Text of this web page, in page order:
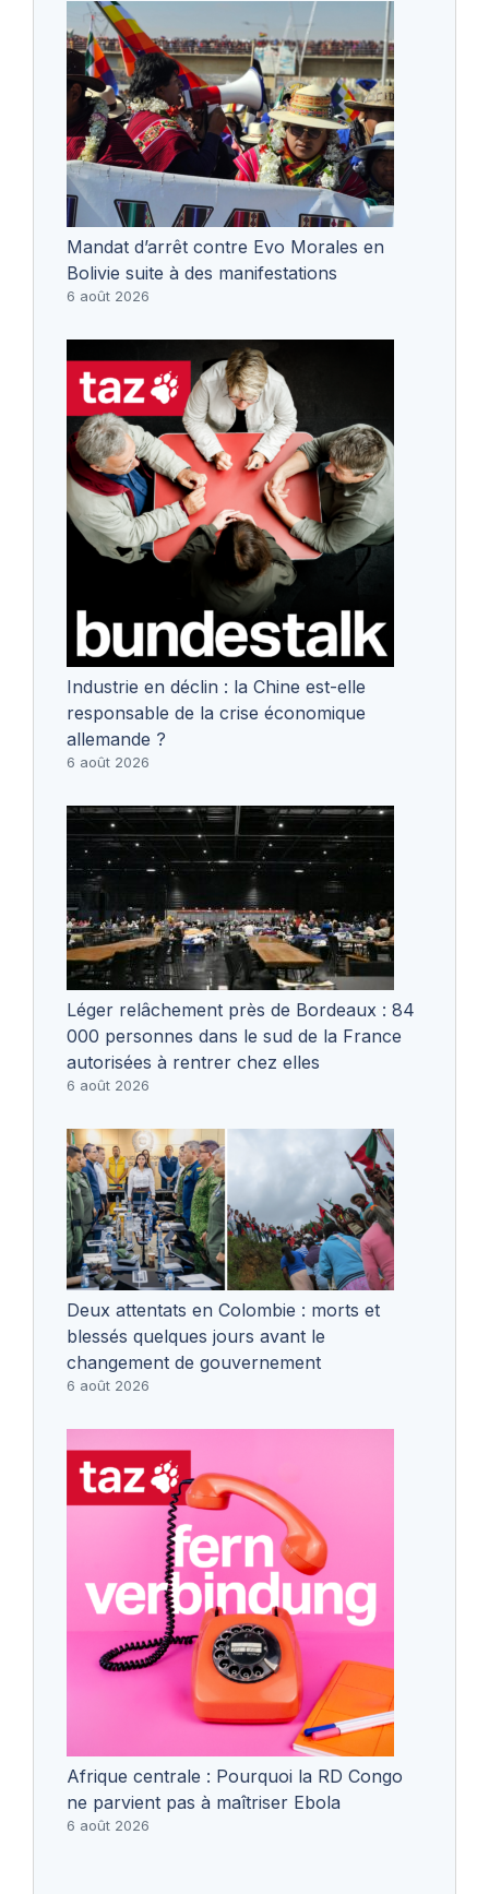
Mandat d’arrêt contre Evo Morales en
Bolivie suite à des manifestations
6 août 2026
Industrie en déclin : la Chine est-elle
responsable de la crise économique
allemande ?
6 août 2026
Léger relâchement près de Bordeaux : 84
000 personnes dans le sud de la France
autorisées à rentrer chez elles
6 août 2026
Deux attentats en Colombie : morts et
blessés quelques jours avant le
changement de gouvernement
6 août 2026
Afrique centrale : Pourquoi la RD Congo
ne parvient pas à maîtriser Ebola
6 août 2026